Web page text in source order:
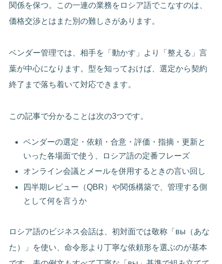
関係を保つ。この一連の業務をロシア語でこなすのは、
価格交渉とはまた別の難しさがあります。
ベンダー管理では、相手を「動かす」より「整える」言
葉が中心になります。型を知っておけば、選定から契約
終了まで落ち着いて対応できます。
この記事で分かることは次の3つです。
ベンダーの選定・依頼・合意・評価・指摘・更新と
いった各場面で使う、ロシア語の定番フレーズ
オンライン会議とメールを併用するときの言い回し
四半期レビュー（QBR）や関係構築で、管理する側
として何を言うか
ロシア語のビジネス会話は、初対面では敬称「вы（あな
た）」を使い、命令形より丁寧な依頼形を選ぶのが基本